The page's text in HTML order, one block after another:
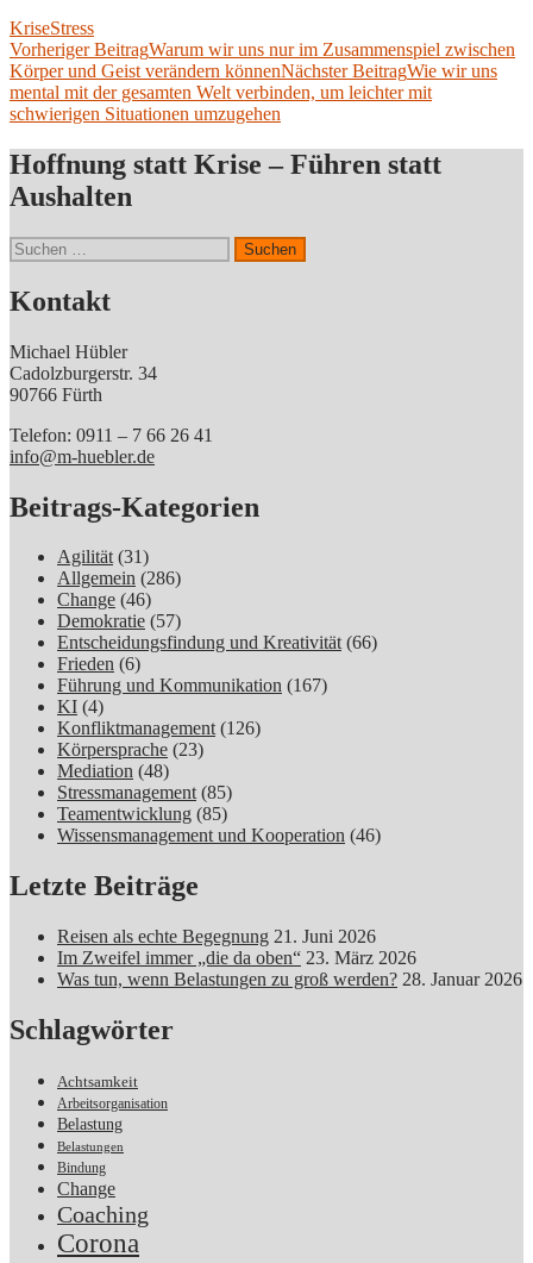
KriseStress
Beitragsnavigation
Vorheriger BeitragWarum wir uns nur im Zusammenspiel zwischen
Körper und Geist verändern könnenNächster BeitragWie wir uns
mental mit der gesamten Welt verbinden, um leichter mit
schwierigen Situationen umzugehen
Hoffnung statt Krise – Führen statt
Aushalten
Suchen
nach:
Kontakt
Michael Hübler
Cadolzburgerstr. 34
90766 Fürth
Telefon: 0911 – 7 66 26 41
info@m-huebler.de
Beitrags-Kategorien
Agilität(31)
Allgemein (286)
Change (46)
Demokratie (57)
Entscheidungsfindung und Kreativität(66)
Frieden (6)
Führung und Kommunikation (167)
KI (4)
Konfliktmanagement(126)
Körpersprache (23)
Mediation (48)
Stressmanagement(85)
Teamentwicklung (85)
Wissensmanagement und Kooperation (46)
Letzte Beiträge
Reisen als echte Begegnung 21. Juni 2026
Im Zweifel immer „die da oben“ 23. März 2026
Was tun, wenn Belastungen zu groß werden? 28. Januar 2026
Schlagwörter
Achtsamkeit
Arbeitsorganisation
Belastung
Belastungen
Bindung
Change
Coaching
Corona